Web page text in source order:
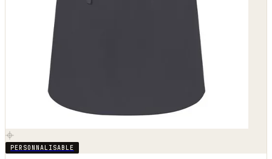
PERSONNALISABLE